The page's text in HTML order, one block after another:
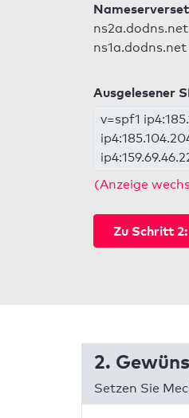
ns2a.dodns.net
ns1a.dodns.net
Ausgelesener
v=spf1
(Anzeige
Zu Schritt
2.
Setzen Sie